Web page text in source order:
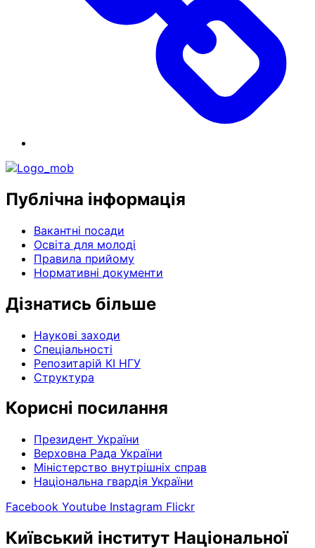
Публічна інформація
Вакантні посади
Освіта для молоді
Правила прийому
Нормативні документи
Дізнатись більше
Наукові заходи
Спеціальності
Репозитарій КІ НГУ
Структура
Корисні посилання
Президент України
Верховна Рада України
Міністерство внутрішніх справ
Національна гвардія України
Facebook Youtube Instagram Flickr
Київський інститут Національної